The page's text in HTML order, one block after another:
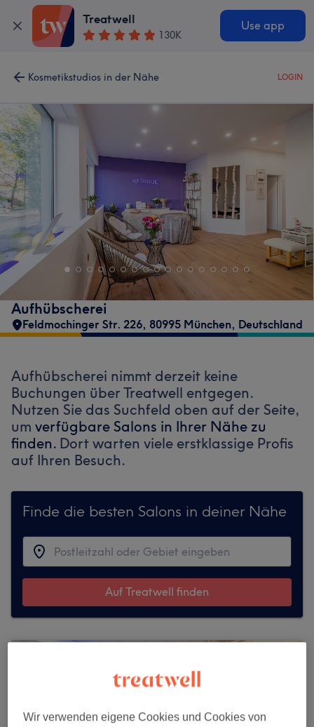
Treatwell
130K
Use app
Kosmetikstudios in der Nähe LOGIN
Aufhübscherei
Feldmochinger Str. 226, 80995 München, Deutschland
Aufhübscherei nimmt derzeit keine
Buchungen über Treatwell entgegen.
Nutzen Sie das Suchfeld oben auf der Seite,
um verfügbare Salons in Ihrer Nähe zu
finden. Dort warten viele erstklassige Profis
auf Ihren Besuch.
Finde die besten Salons in deiner Nähe
Auf Treatwell finden
Wir verwenden eigene Cookies und Cookies von